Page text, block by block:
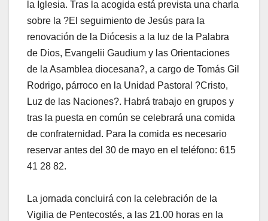
la Iglesia. Tras la acogida está prevista una charla
sobre la ?El seguimiento de Jesús para la
renovación de la Diócesis a la luz de la Palabra
de Dios, Evangelii Gaudium y las Orientaciones
de la Asamblea diocesana?, a cargo de Tomás Gil
Rodrigo, párroco en la Unidad Pastoral ?Cristo,
Luz de las Naciones?. Habrá trabajo en grupos y
tras la puesta en común se celebrará una comida
de confraternidad. Para la comida es necesario
reservar antes del 30 de mayo en el teléfono: 615
41 28 82.
La jornada concluirá con la celebración de la
Vigilia de Pentecostés, a las 21.00 horas en la